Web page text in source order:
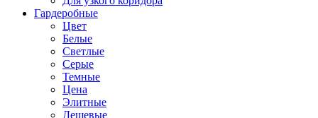
Гардеробные
Цвет
Белые
Светлые
Серые
Темные
Цена
Элитные
Дешевые